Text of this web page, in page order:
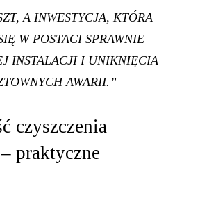
A INWESTYCJA, KTÓRA
W POSTACI SPRAWNIE
INSTALACJI I UNIKNIĘCIA
AWARII.”
czyszczenia
praktyczne